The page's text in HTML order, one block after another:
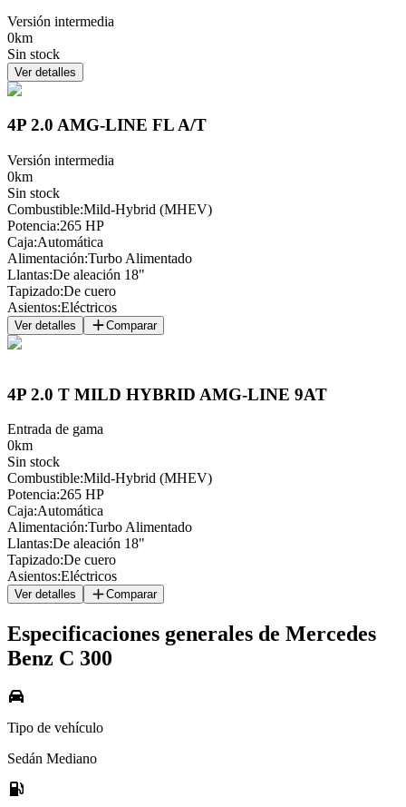
Versión intermedia
0km
Sin stock
Ver detalles
4P 2.0 AMG-LINE FL A/T
Versión intermedia
0km
Sin stock
Combustible:Mild-Hybrid (MHEV)
Potencia:265 HP
Caja:Automática
Alimentación:Turbo Alimentado
Llantas:De aleación 18"
Tapizado:De cuero
Asientos:Eléctricos
Ver detalles Comparar
4P 2.0 T MILD HYBRID AMG-LINE 9AT
Entrada de gama
0km
Sin stock
Combustible:Mild-Hybrid (MHEV)
Potencia:265 HP
Caja:Automática
Alimentación:Turbo Alimentado
Llantas:De aleación 18"
Tapizado:De cuero
Asientos:Eléctricos
Ver detalles Comparar
Especificaciones generales de Mercedes
Benz C 300
Tipo de vehículo
Sedán Mediano